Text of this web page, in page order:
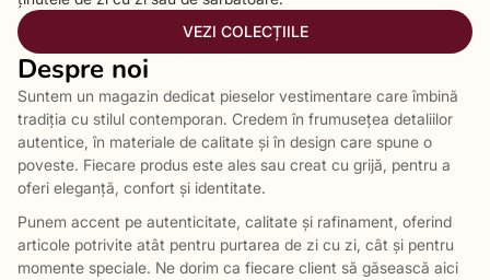
VEZI COLECȚIILE
Despre noi
Suntem un magazin dedicat pieselor vestimentare care îmbină
tradiția cu stilul contemporan. Credem în frumusețea detaliilor
autentice, în materiale de calitate și în design care spune o
poveste. Fiecare produs este ales sau creat cu grijă, pentru a
oferi eleganță, confort și identitate.
Punem accent pe autenticitate, calitate și rafinament, oferind
articole potrivite atât pentru purtarea de zi cu zi, cât și pentru
momente speciale. Ne dorim ca fiecare client să găsească aici